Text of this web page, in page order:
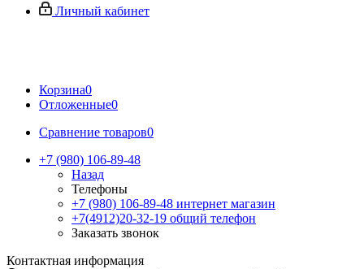
Личный кабинет
Корзина0
Отложенные0
Сравнение товаров0
+7 (980) 106-89-48
Назад
Телефоны
+7 (980) 106-89-48 интернет магазин
+7(4912)20-32-19 общий телефон
Заказать звонок
Контактная информация